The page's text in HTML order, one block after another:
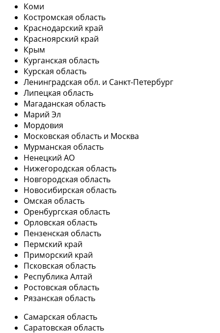
Коми
Костромская область
Краснодарский край
Красноярский край
Крым
Курганская область
Курская область
Ленинградская обл. и Санкт-Петербург
Липецкая область
Магаданская область
Марий Эл
Мордовия
Московская область и Москва
Мурманская область
Ненецкий АО
Нижегородская область
Новгородская область
Новосибирская область
Омская область
Оренбургская область
Орловская область
Пензенская область
Пермский край
Приморский край
Псковская область
Республика Алтай
Ростовская область
Рязанская область
Самарская область
Саратовская область